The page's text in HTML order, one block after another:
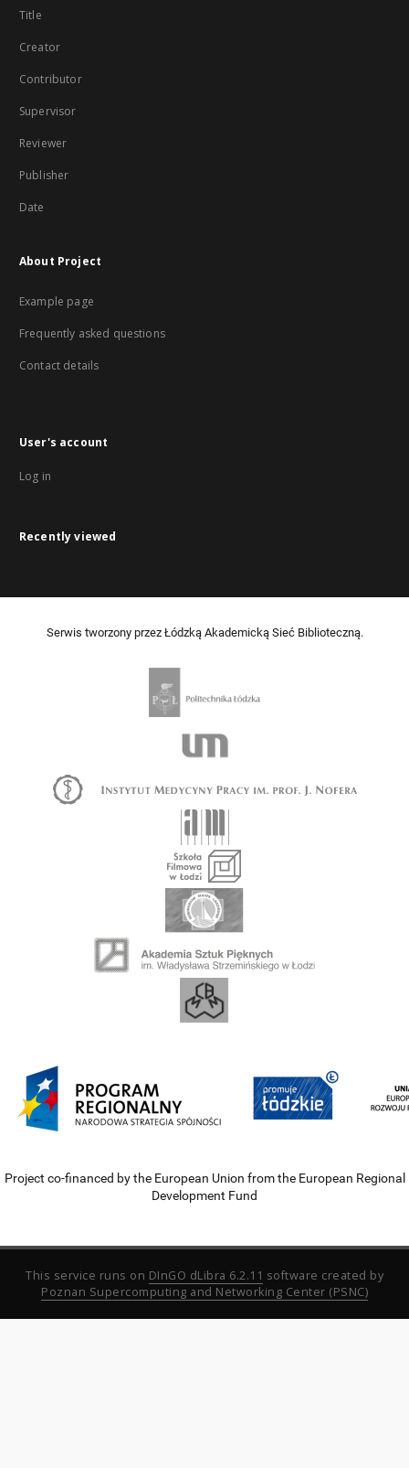
Title
Creator
Contributor
Supervisor
Reviewer
Publisher
Date
About Project
Example page
Frequently asked questions
Contact details
User's account
Log in
Recently viewed
Serwis tworzony przez Łódzką Akademicką Sieć Biblioteczną.
Project co-financed by the European Union from the European Regional
Development Fund
This service runs on DInGO dLibra 6.2.11 software created by
Poznan Supercomputing and Networking Center (PSNC)